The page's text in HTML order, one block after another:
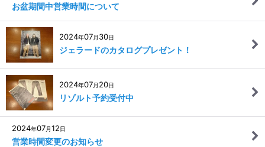
お盆期間中営業時間について
2024年07月 30日
ジェラードのカタログプレゼント！
2024年07月 20日
リゾルト予約受付中
2024年07月12日
営業時間変更のお知らせ